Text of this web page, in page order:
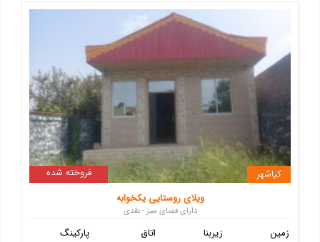
فروخته شده
کیاشهر
ویلای روستایی یکخوابه
دارای فضای سبز - نقدی
پارکینگ
اتاق
زیربنا
زمین